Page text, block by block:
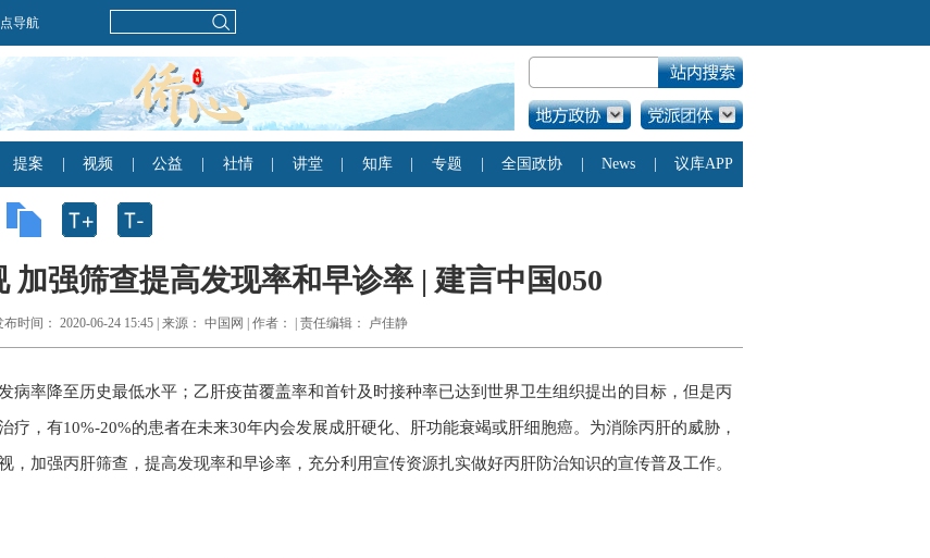
加强筛查提高发现率和早诊率 | 建言中国050
布时间： 2020-06-24 15:45 | 来源： 中国网 | 作者： | 责任编辑： 卢佳静
病率降至历史最低水平；乙肝疫苗覆盖率和首针及时接种率已达到世界卫生组织提出的目标，但是丙
疗，有10%-20%的患者在未来30年内会发展成肝硬化、肝功能衰竭或肝细胞癌。为消除丙肝的威胁，
加强丙肝筛查，提高发现率和早诊率，充分利用宣传资源扎实做好丙肝防治知识的宣传普及工作。